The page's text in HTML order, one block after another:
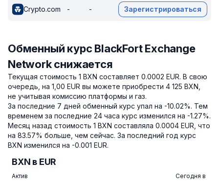
Crypto.com - - Зарегистрироваться
Обменный курс BlackFort Exchange
Network снижается
Текущая стоимость 1 BXN составляет 0.0002 EUR. В свою
очередь, на 1,00 EUR вы можете приобрести 4 125 BXN,
не учитывая комиссию платформы и газ.
За последние 7 дней обменный курс упал на -10.02%. Тем
временем за последние 24 часа курс изменился на -1.27%.
Месяц назад стоимость 1 BXN составляла 0.0004 EUR, что
на 83.57% больше, чем сейчас. За последний год курс
BXN изменился на -0.001 EUR.
BXN в EUR
Актив Сегодня в